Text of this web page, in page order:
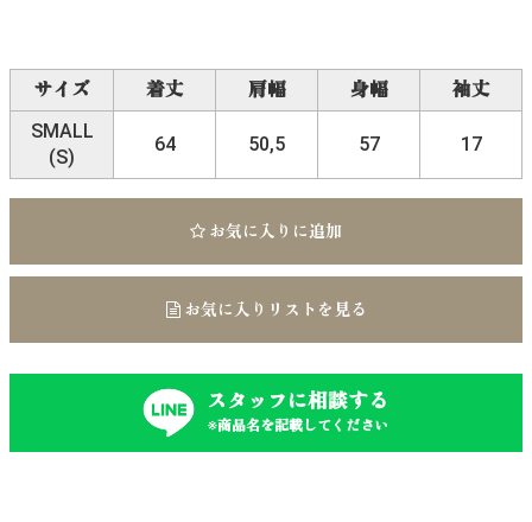
サイズ 着丈 肩幅 身幅
袖丈
SMALL
(S)
64 50,5 57 17
お気に入りに追加
お気に入りリストを見る
スタッフに相談する
※商品名を記載してください